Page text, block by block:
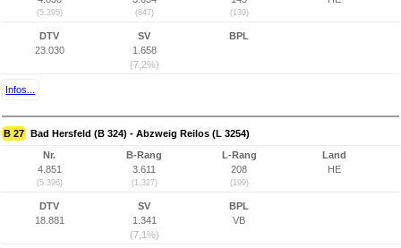
(5.395) (847) (139)
DTV
23.030
SV
1.658
(7,2%)
BPL
Infos...
B 27 Bad Hersfeld (B 324) - Abzweig Reilos (L 3254)
Nr.
4.851
(5.396)
B-Rang
3.611
(1.327)
L-Rang
208
(199)
Land
HE
DTV
18.881
SV
1.341
(7,1%)
BPL
VB